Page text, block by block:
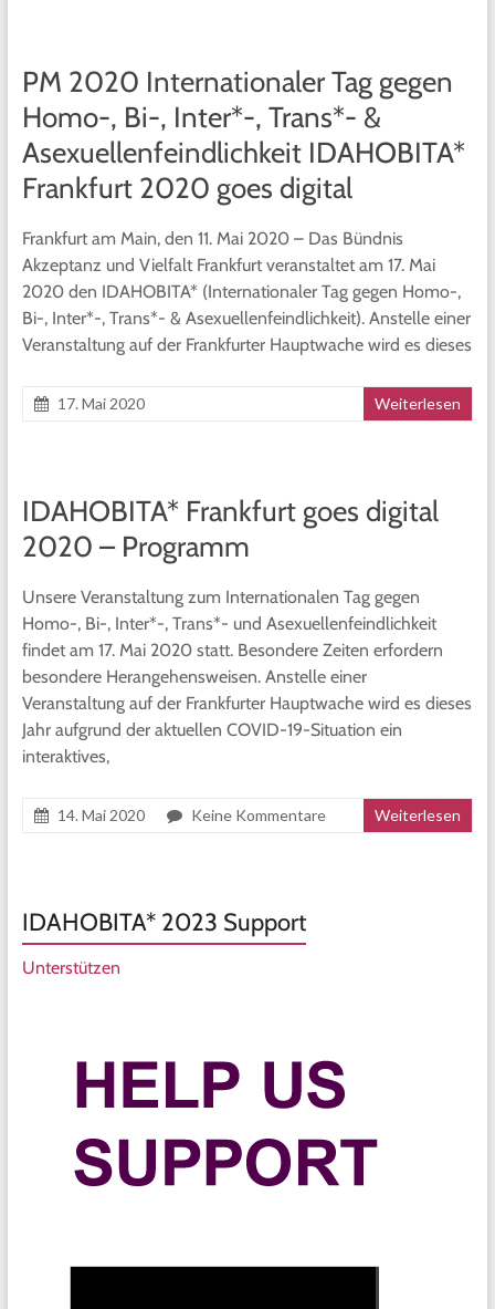
PM 2020 Internationaler Tag gegen
Homo-, Bi-, Inter*-, Trans*- &
Asexuellenfeindlichkeit IDAHOBITA*
Frankfurt 2020 goes digital
Frankfurt am Main, den 11. Mai 2020 – Das Bündnis
Akzeptanz und Vielfalt Frankfurt veranstaltet am 17. Mai
2020 den IDAHOBITA* (Internationaler Tag gegen Homo-,
Bi-, Inter*-, Trans*- & Asexuellenfeindlichkeit). Anstelle einer
Veranstaltung auf der Frankfurter Hauptwache wird es dieses
17. Mai 2020 Weiterlesen
IDAHOBITA* Frankfurt goes digital
2020 – Programm
Unsere Veranstaltung zum Internationalen Tag gegen
Homo-, Bi-, Inter*-, Trans*- und Asexuellenfeindlichkeit
findet am 17. Mai 2020 statt. Besondere Zeiten erfordern
besondere Herangehensweisen. Anstelle einer
Veranstaltung auf der Frankfurter Hauptwache wird es dieses
Jahr aufgrund der aktuellen COVID-19-Situation ein
interaktives,
14. Mai 2020 Keine Kommentare Weiterlesen
IDAHOBITA* 2023 Support
Unterstützen